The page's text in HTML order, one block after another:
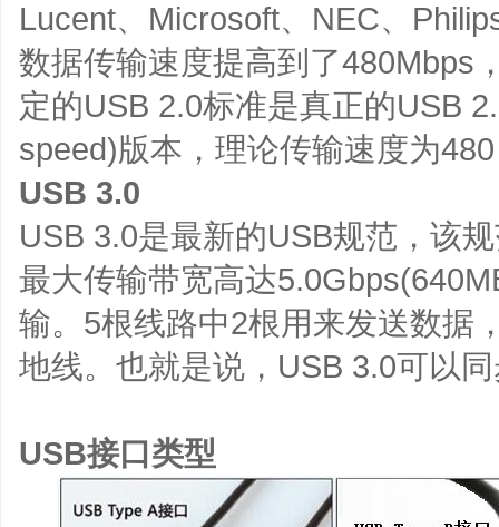
Lucent、Microsoft、NEC、
数据传输速度提高到了480Mbps
定的USB 2.0标准是真正的USB
speed)版本，理论传输速度为
USB 3.0
USB 3.0是最新的USB规范，该
最大传输带宽高达
输。5根线路中2根用来发送数据
地线。也就是说，USB 3.0可以
USB接口类型